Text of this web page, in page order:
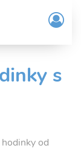
/
s
od